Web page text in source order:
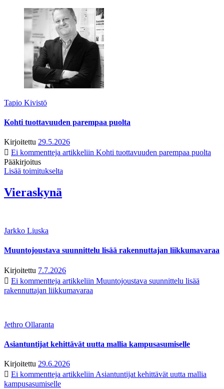
Tapio Kivistö
Kohti tuottavuuden parempaa puolta
Kirjoitettu 29.5.2026
Ei kommentteja artikkeliin Kohti tuottavuuden parempaa puolta
Pääkirjoitus
Lisää toimitukselta
Vieraskynä
Jarkko Liuska
Muuntojoustava suunnittelu lisää rakennuttajan liikkumavaraa
Kirjoitettu 7.7.2026
Ei kommentteja artikkeliin Muuntojoustava suunnittelu lisää
rakennuttajan liikkumavaraa
Jethro Ollaranta
Asiantuntijat kehittävät uutta mallia kampusasumiselle
Kirjoitettu 29.6.2026
Ei kommentteja artikkeliin Asiantuntijat kehittävät uutta mallia
kampusasumiselle